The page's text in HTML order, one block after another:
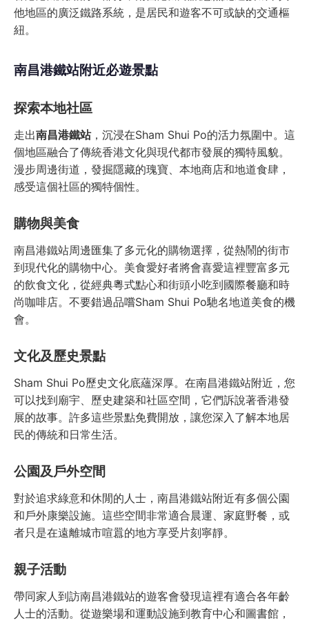
他地區的廣泛鐵路系統，是居民和遊客不可或缺的交通樞
紐。
南昌港鐵站附近必遊景點
探索本地社區
走出南昌港鐵站，沉浸在Sham Shui Po的活力氛圍中。這
個地區融合了傳統香港文化與現代都市發展的獨特風貌。
漫步周邊街道，發掘隱藏的瑰寶、本地商店和地道食肆，
感受這個社區的獨特個性。
購物與美食
南昌港鐵站周邊匯集了多元化的購物選擇，從熱鬧的街市
到現代化的購物中心。美食愛好者將會喜愛這裡豐富多元
的飲食文化，從經典粵式點心和街頭小吃到國際餐廳和時
尚咖啡店。不要錯過品嚐Sham Shui Po馳名地道美食的機
會。
文化及歷史景點
Sham Shui Po歷史文化底蘊深厚。在南昌港鐵站附近，您
可以找到廟宇、歷史建築和社區空間，它們訴說著香港發
展的故事。許多這些景點免費開放，讓您深入了解本地居
民的傳統和日常生活。
公園及戶外空間
對於追求綠意和休閒的人士，南昌港鐵站附近有多個公園
和戶外康樂設施。這些空間非常適合晨運、家庭野餐，或
者只是在遠離城市喧囂的地方享受片刻寧靜。
親子活動
帶同家人到訪南昌港鐵站的遊客會發現這裡有適合各年齡
人士的活動。從遊樂場和運動設施到教育中心和圖書館，